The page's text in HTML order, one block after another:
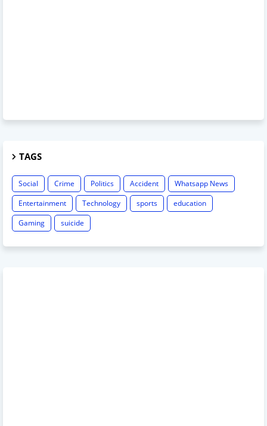
TAGS
Social Crime Politics Accident
Whatsapp News
Entertainment
Technology sports
education
Gaming
suicide